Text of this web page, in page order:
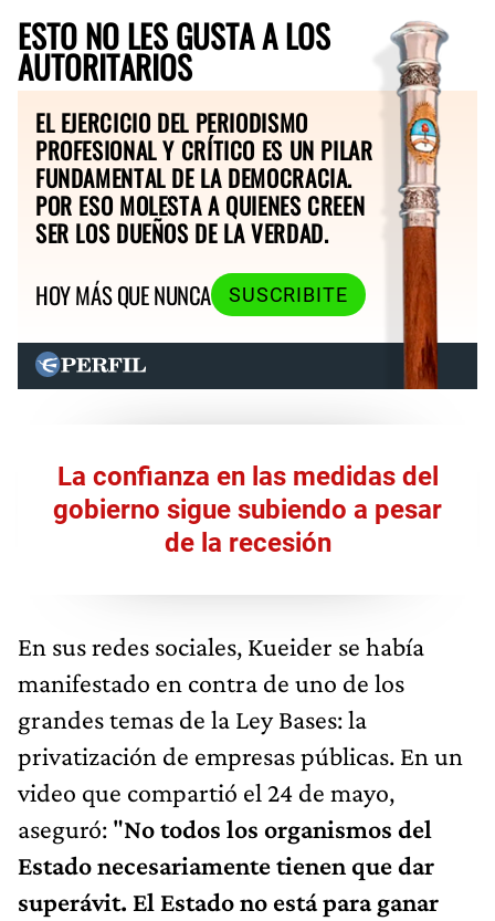
ESTO NO LES GUSTA A LOS
AUTORITARIOS
EL EJERCICIO DEL PERIODISMO
PROFESIONAL Y CRÍTICO ES UN PILAR
FUNDAMENTAL DE LA DEMOCRACIA.
POR ESO MOLESTA A QUIENES CREEN
SER LOS DUEÑOS DE LA VERDAD.
HOY MÁS QUE NUNCA
SUSCRIBITE
La confianza en las medidas del
gobierno sigue subiendo a pesar
de la recesión
En sus redes sociales, Kueider se había
manifestado en contra de uno de los
grandes temas de la Ley Bases: la
privatización de empresas públicas. En un
video que compartió el 24 de mayo,
aseguró: "No todos los organismos del
Estado necesariamente tienen que dar
superávit. El Estado no está para ganar